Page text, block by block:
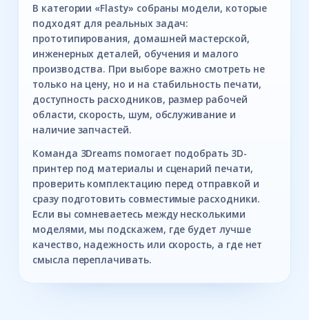
В категории «Flasty» собраны модели, которые
подходят для реальных задач:
прототипирования, домашней мастерской,
инженерных деталей, обучения и малого
производства. При выборе важно смотреть не
только на цену, но и на стабильность печати,
доступность расходников, размер рабочей
области, скорость, шум, обслуживание и
наличие запчастей.
Команда 3Dreams помогает подобрать 3D-
принтер под материалы и сценарий печати,
проверить комплектацию перед отправкой и
сразу подготовить совместимые расходники.
Если вы сомневаетесь между несколькими
моделями, мы подскажем, где будет лучше
качество, надежность или скорость, а где нет
смысла переплачивать.